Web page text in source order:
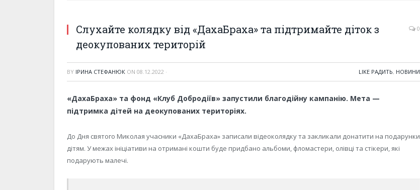
Слухайте колядку від «ДахаБраха» та підтримайте діток з
деокупованих територій
0
BY ІРИНА СТЕФАНЮК ON 08.12.2022 · LIKE РАДИТЬ, НОВИНИ
«ДахаБраха» та фонд «Клуб Добродіїв» запустили благодійну кампанію. Мета —
підтримка дітей на деокупованих територіях.
До Дня святого Миколая учасники «ДахаБраха» записали відеоколядку та закликали донатити на подарунки
дітям. У межах ініціативи на отримані кошти буде придбано альбоми, фломастери, олівці та стікери, які
подарують малечі.